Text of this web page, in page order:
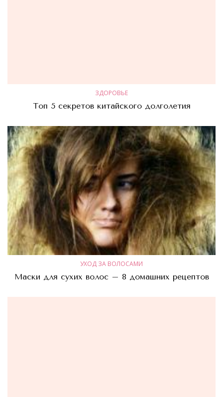
ЗДОРОВЬЕ
Топ 5 секретов китайского долголетия
УХОД ЗА ВОЛОСАМИ
Маски для сухих волос – 8 домашних рецептов